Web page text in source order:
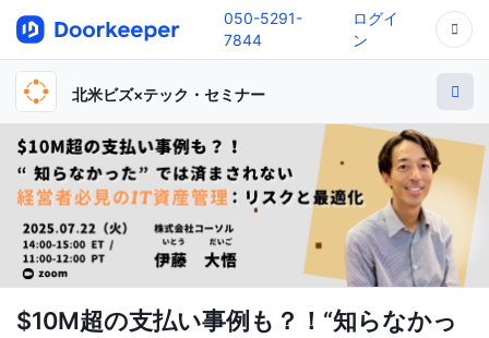
050-5291-
7844
ログイ
ン
北米ビズ×テック・セミナー
$10M超の支払い事例も？！“知らなかっ